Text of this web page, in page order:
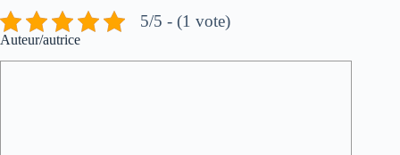
5/5 - (1 vote)
Auteur/autrice